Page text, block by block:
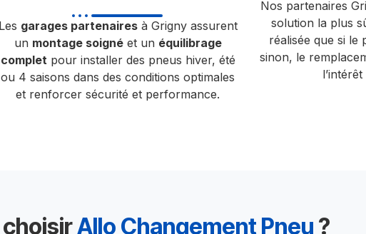
Les garages partenairesà Grigny assurent
un montage soignéet un équilibrage
completpour installer des pneus hiver, été
ou 4 saisons dans des conditions optimales
et renforcer sécurité et performance.
Nos partenaires
solution la plus
réalisée que si le
sinon, le
Allo Changement Pneu ?